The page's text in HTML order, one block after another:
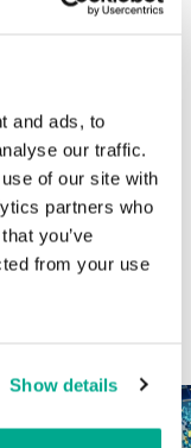
and ads, to
our traffic.
of our site with
partners who
you’ve
from your use
Show details